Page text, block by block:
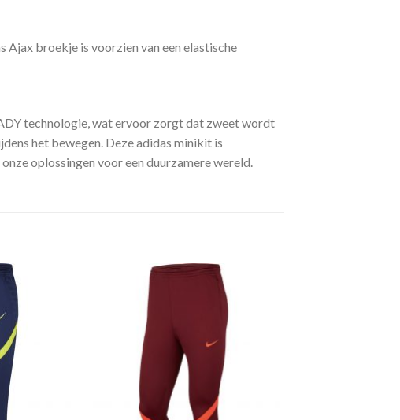
Ajax broekje is voorzien van een elastische
technologie, wat ervoor zorgt dat zweet wordt
het bewegen. Deze adidas minikit is
oplossingen voor een duurzamere wereld.